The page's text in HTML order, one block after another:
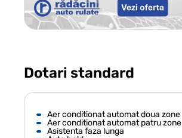
Dotari standard
Aer conditionat automat doua zone
Aer conditionat automat patru zone
Asistenta faza lunga